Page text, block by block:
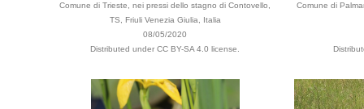
Comune di Trieste, nei pressi dello stagno di Contovello,
TS, Friuli Venezia Giulia, Italia
08/05/2020
Distributed under CC BY-SA 4.0 license.
Comune di